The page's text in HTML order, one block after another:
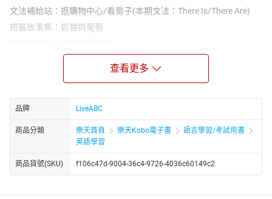
文法補給站：逛購物中心/看房子(本期文法：There Is/There Are)
短篇故事集：狐狸與葡萄
畫中有話：幫寵物洗澡
活用ABC：學生請假必備英語
世界好望角：全球禁忌禮物TOP 5
品格英語：分享是件容易的事嗎？
小人物大視界：暖心的籃球傳奇 詹皇
悠遊文化：天母搞什麼鬼
查看更多
品牌 LiveABC
商品分類 樂天首頁 樂天Kobo電子書
語言學習/考試用書
英語學習
商品貨號(SKU) f106c47d-9004-36c4-9726-4036c60149c2